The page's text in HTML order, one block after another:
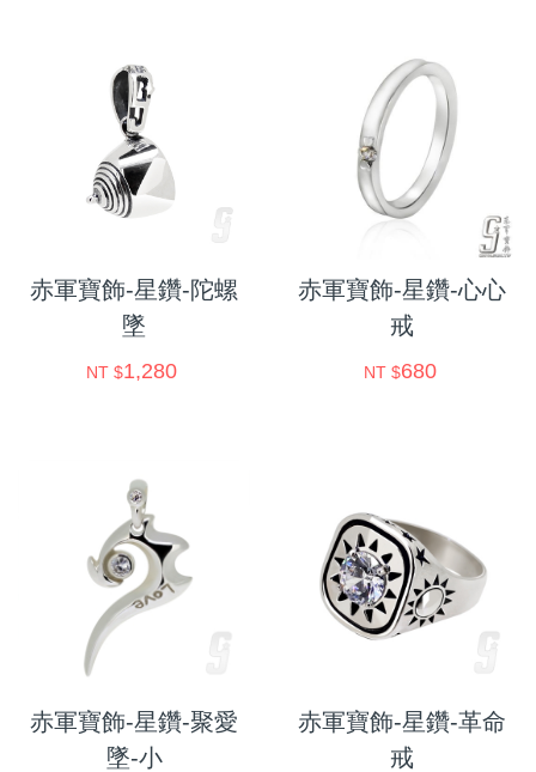
赤軍寶飾-星鑽-陀螺
墜
NT $1,280
赤軍寶飾-星鑽-心心
戒
NT $680
赤軍寶飾-星鑽-聚愛
墜-小
赤軍寶飾-星鑽-革命
戒